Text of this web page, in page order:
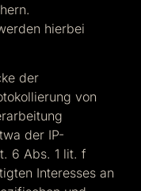
hierbei
der
von
der IP-
6 Abs. 1 lit. f
Interesses an